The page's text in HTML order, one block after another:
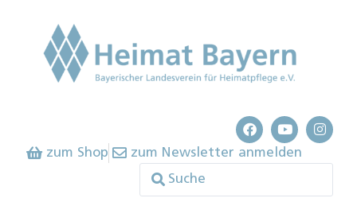
zum Shop zum Newsletter anmelden